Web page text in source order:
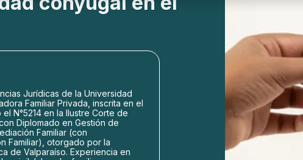
Jurídicas de la Universidad
Familiar Privada, inscrita en el
N°5214 en la Ilustre Corte de
Diplomado en Gestión de
Familiar (con
Familiar), otorgado por la
de Valparaíso. Experiencia en